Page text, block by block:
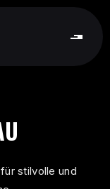
stilvolle und